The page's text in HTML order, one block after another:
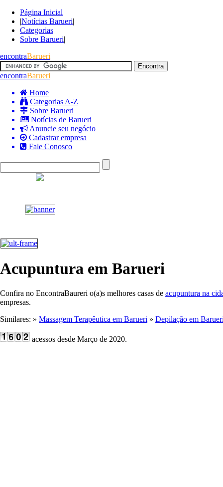
Página Inicial
|Notícias Barueri|
Categorias|
Sobre Barueri|
encontraBarueri
encontraBarueri
Home
Categorias A-Z
Sobre Barueri
Notícias de Barueri
Anuncie seu negócio
Cadastrar empresa
Fale Conosco
Acupuntura em Barueri
Confira no EncontraBaureri o(a)s melhores casas de acupuntura na
empresas.
Similares: » Massagem Terapêutica em Barueri » Depilação em
acessos desde Março de 2020.